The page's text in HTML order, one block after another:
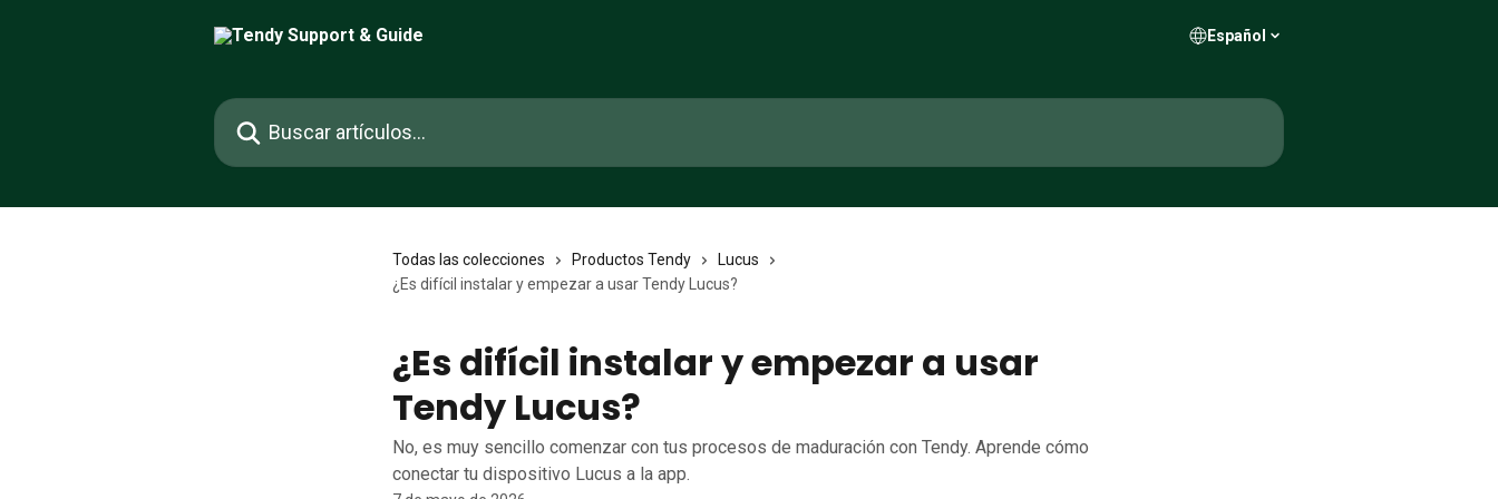
Español
Buscar artículos...
Todas las colecciones Productos Tendy
Lucus
¿Es difícil instalar y empezar a usar Tendy Lucus?
¿Es difícil instalar y empezar a usar
Tendy Lucus?
No, es muy sencillo comenzar con tus procesos de maduración con Tendy. Aprende cómo
conectar tu dispositivo Lucus a la app.